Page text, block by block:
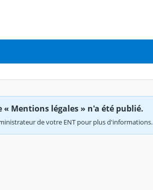
Mentions légales » n'a été publié.
de votre ENT pour plus d'informations.